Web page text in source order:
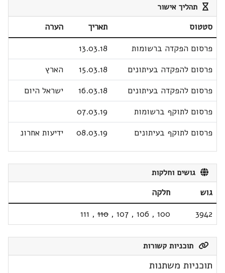
תהליך אישור
סטטוס תאריך
הערה
פרסום הפקדה ברשומות
13.03.18
פרסום להפקדה בעיתונים
15.03.18
הארץ
פרסום להפקדה בעיתונים
16.03.18
ישראל היום
פרסום לתוקף ברשומות
07.03.19
פרסום לתוקף בעיתונים
08.03.19 ידיעות אחרונ
גושים וחלקות
גוש
חלקה
3942
100
,
106
,
107
,
110
,
111
תוכניות קשורות
תוכניות משתנות